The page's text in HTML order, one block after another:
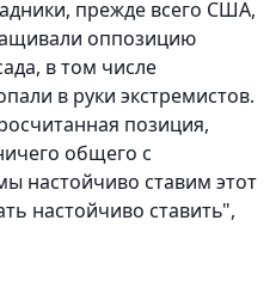
прежде всего США,
оппозицию
в том числе
в руки экстремистов.
позиция,
общего с
настойчиво ставим этот
настойчиво ставить",